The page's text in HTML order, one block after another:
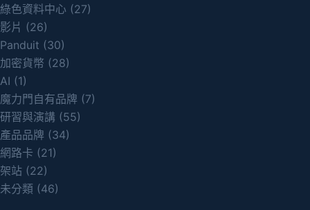
綠色資料中心 (27)
影片 (26)
Panduit (30)
加密貨幣 (28)
AI (1)
魔力門自有品牌 (7)
研習與演講 (55)
產品品牌 (34)
網路卡 (21)
架站 (22)
未分類 (46)